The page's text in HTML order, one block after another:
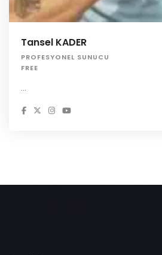
Tansel KADER
PROFESYONEL SUNUCU
FREE
...